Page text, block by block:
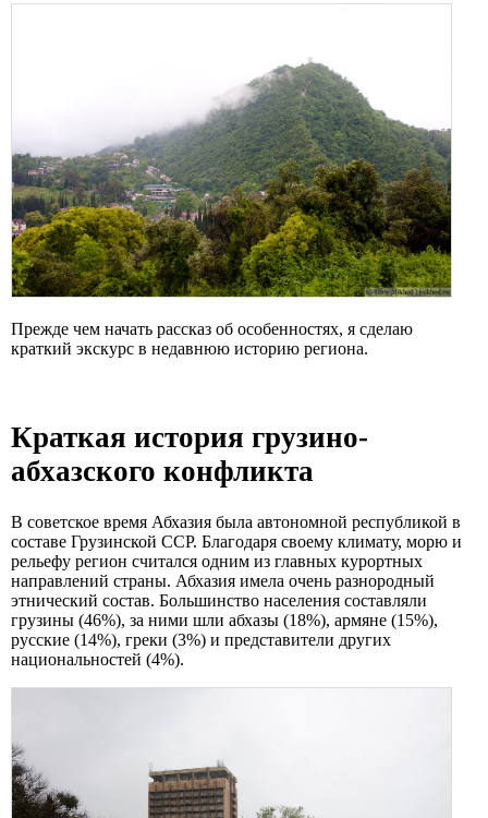
Прежде чем начать рассказ об особенностях, я сделаю
краткий экскурс в недавнюю историю региона.
Краткая история грузино-
абхазского конфликта
В советское время Абхазия была автономной республикой в
составе Грузинской ССР. Благодаря своему климату, морю и
рельефу регион считался одним из главных курортных
направлений страны. Абхазия имела очень разнородный
этнический состав. Большинство населения составляли
грузины (46%), за ними шли абхазы (18%), армяне (15%),
русские (14%), греки (3%) и представители других
национальностей (4%).